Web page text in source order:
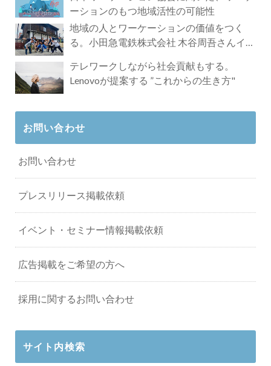
ーションのもつ地域活性の可能性
地域の人とワーケーションの価値をつく
る。小田急電鉄株式会社 木谷周吾さんイン
テレワークしながら社会貢献もする。
Lenovoが提案する ”これからの生き方"
お問い合わせ
お問い合わせ
プレスリリース掲載依頼
イベント・セミナー情報掲載依頼
広告掲載をご希望の方へ
採用に関するお問い合わせ
サイト内検索